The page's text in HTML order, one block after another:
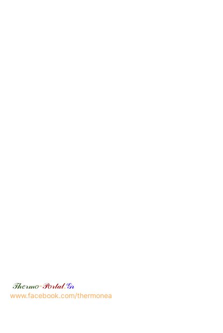
𝒯𝒽𝑒𝓇𝓂𝑜-𝒫𝑜𝓇𝓉𝒶𝓁.𝒢𝓇
www.facebook.com/thermonea